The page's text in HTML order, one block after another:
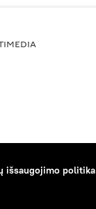
išsaugojimo politika